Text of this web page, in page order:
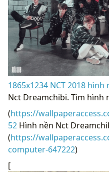
1865x1234 NCT 2018 hình
Nct Dreamchibi. Tìm hình
(https://
52 Hình nền Nct
(https://
computer-647222)
[